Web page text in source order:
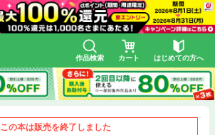
作品検索 カート はじめての方へ
この本は販売を終了しました